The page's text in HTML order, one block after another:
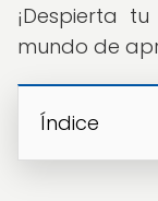
¡Despierta
mundo de
Índice